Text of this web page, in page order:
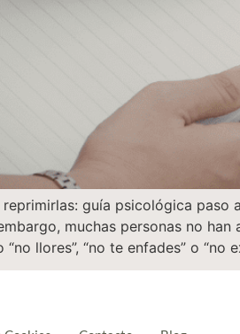
guía psicológica
muchas personas no
llores”, “no te enfades” o “no